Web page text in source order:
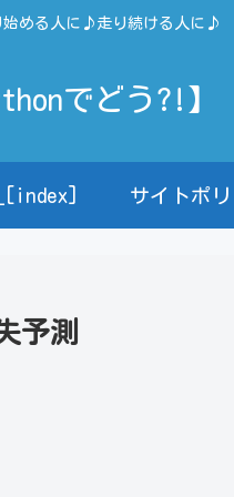
始める人に♪走り続ける人に♪
でどう?!】
サイトポ
予測